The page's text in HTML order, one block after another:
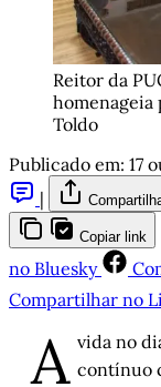
Reitor da
homenageia
Toldo
Publicado em: 17
|
Copiar link
no Bluesky
Compartilhar no
A vida no
contínuo